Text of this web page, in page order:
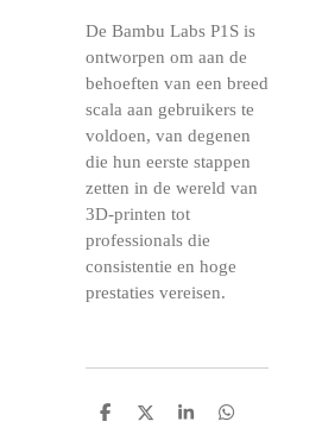
De Bambu Labs P1S is
ontworpen om aan de
behoeften van een breed
scala aan gebruikers te
voldoen, van degenen
die hun eerste stappen
zetten in de wereld van
3D-printen tot
professionals die
consistentie en hoge
prestaties vereisen.
D
D
S
D